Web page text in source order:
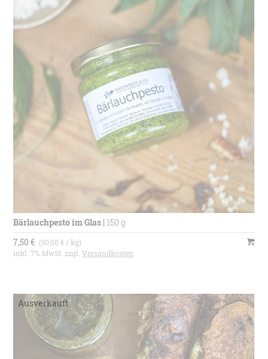
Bärlauchpesto im Glas | 150 g
7,50 € (50,00 € / kg)
inkl. 7% MwSt. zzgl.Versandkosten